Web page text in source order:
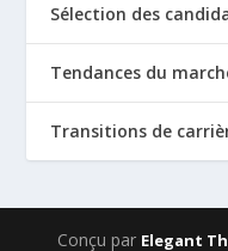
Sélection des
Tendances du
Transitions de
Conçu par Elegant